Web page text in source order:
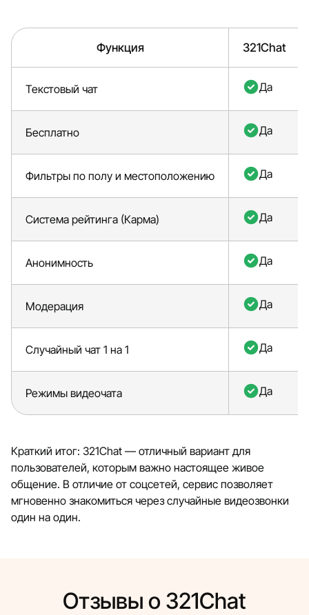
Функция 321Chat
Текстовый чат Да
Бесплатно Да
Фильтры по полу и местоположению Да
Система рейтинга (Карма) Да
Анонимность Да
Модерация Да
Случайный чат 1 на 1 Да
Режимы видеочата Да
Краткий итог: 321Chat — отличный вариант для
пользователей, которым важно настоящее живое
общение. В отличие от соцсетей, сервис позволяет
мгновенно знакомиться через случайные видеозвонки
один на один.
Отзывы о 321Chat